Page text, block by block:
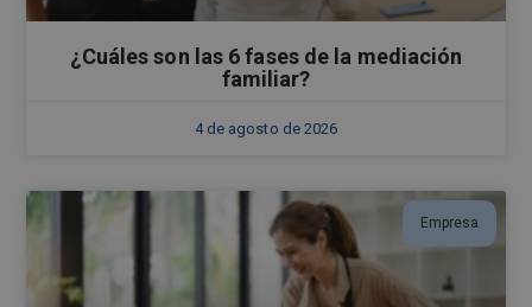
¿Cuáles son las 6 fases de la mediación
familiar?
4 de agosto de 2026
Empresa